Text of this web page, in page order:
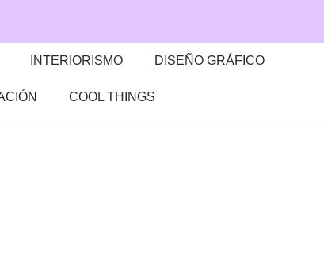
INTERIORISMO DISEÑO GRÁFICO
COOL THINGS